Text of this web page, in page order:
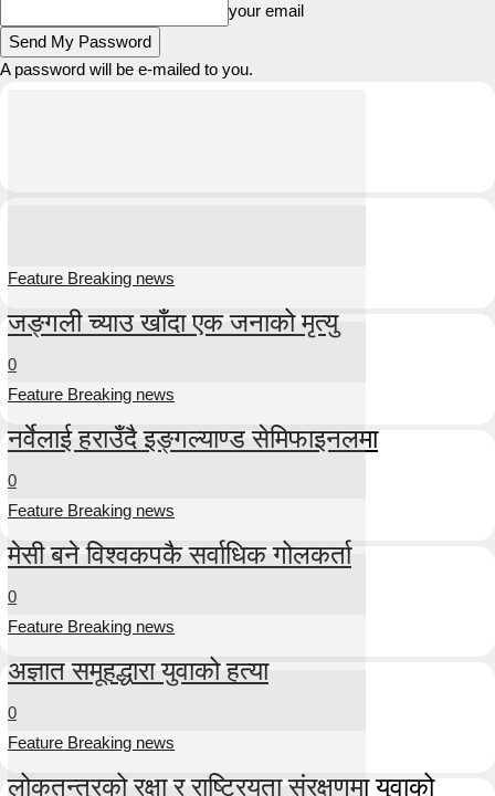
your email
A password will be e-mailed to you.
Feature Breaking news
जङ्गली च्याउ खाँदा एक जनाको मृत्यु
0
Feature Breaking news
नर्वेलाई हराउँदै इङ्गल्याण्ड सेमिफाइनलमा
0
Feature Breaking news
मेसी बने विश्वकपकै सर्वाधिक गोलकर्ता
0
Feature Breaking news
अज्ञात समूहद्धारा युवाको हत्या
0
Feature Breaking news
लोकतन्त्रको रक्षा र राष्ट्रियता संरक्षणमा युवाको